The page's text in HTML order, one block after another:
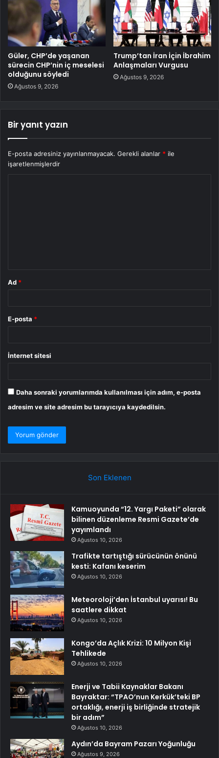
Güler, CHP’de yaşanan
sürecin CHP’nin iç meselesi
olduğunu söyledi
Ağustos 9, 2026
Trump’tan İran İçin İbrahim
Anlaşmaları Vurgusu
Ağustos 9, 2026
Bir yanıt yazın
E-posta adresiniz yayınlanmayacak. Gerekli alanlar * ile
işaretlenmişlerdir
Ad *
E-posta *
İnternet sitesi
Daha sonraki yorumlarımda kullanılması için adım, e-posta
adresim ve site adresim bu tarayıcıya kaydedilsin.
Son Eklenen
Kamuoyunda “12. Yargı Paketi” olarak
bilinen düzenleme Resmi Gazete’de
yayımlandı
Ağustos 10, 2026
Trafikte tartıştığı sürücünün önünü
kesti: Kafanı keserim
Ağustos 10, 2026
Meteoroloji’den İstanbul uyarısı! Bu
saatlere dikkat
Ağustos 10, 2026
Kongo’da Açlık Krizi: 10 Milyon Kişi
Tehlikede
Ağustos 10, 2026
Enerji ve Tabii Kaynaklar Bakanı
Bayraktar: “TPAO’nun Kerkük’teki BP
ortaklığı, enerji iş birliğinde stratejik
bir adım”
Ağustos 10, 2026
Aydın’da Bayram Pazarı Yoğunluğu
Ağustos 9, 2026